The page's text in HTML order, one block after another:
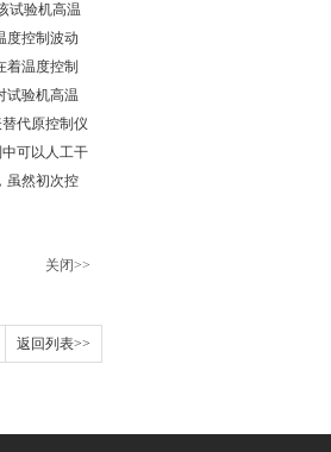
试验机高温
度控制波动
着温度控制
试验机高温
代原控制仪
可以人工干
虽然初次控
关闭>>
返回列表>>